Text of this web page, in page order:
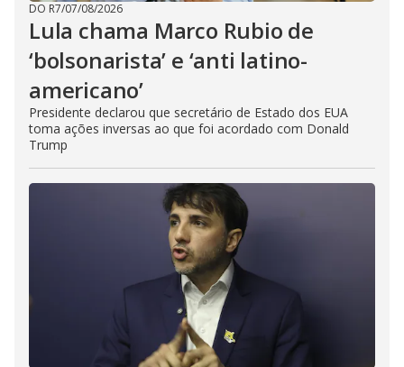
DO R7/07/08/2026
Lula chama Marco Rubio de
‘bolsonarista’ e ‘anti latino-
americano’
Presidente declarou que secretário de Estado dos EUA
toma ações inversas ao que foi acordado com Donald
Trump